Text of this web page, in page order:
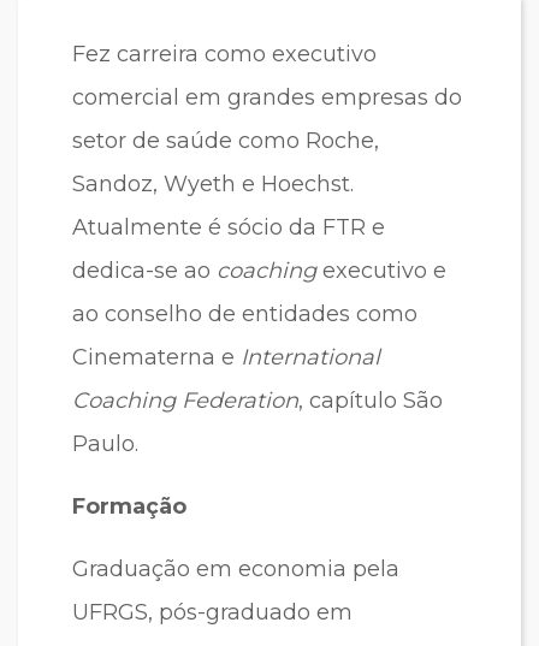
Fez carreira como executivo
comercial em grandes empresas do
setor de saúde como Roche,
Sandoz, Wyeth e Hoechst.
Atualmente é sócio da FTR e
dedica-se ao coachingexecutivo e
ao conselho de entidades como
Cinematerna e International
Coaching Federation, capítulo São
Paulo.
Formação
Graduação em economia pela
UFRGS, pós-graduado em